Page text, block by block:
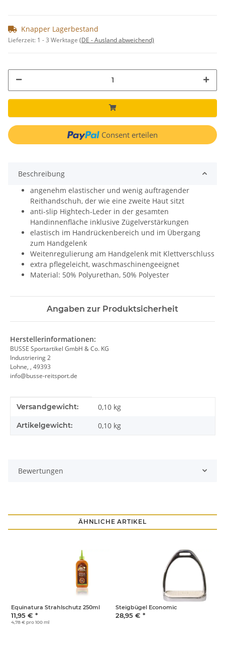
Knapper Lagerbestand
Lieferzeit: 1 - 3 Werktage (DE - Ausland abweichend)
Consent erteilen
Beschreibung
angenehm elastischer und wenig auftragender
Reithandschuh, der wie eine zweite Haut sitzt
anti-slip Hightech-Leder in der gesamten
Handinnenfläche inklusive Zügelverstärkungen
elastisch im Handrückenbereich und im Übergang
zum Handgelenk
Weitenregulierung am Handgelenk mit Klettverschluss
extra pflegeleicht, waschmaschinengeeignet
Material: 50% Polyurethan, 50% Polyester
Angaben zur Produktsicherheit
Herstellerinformationen:
BUSSE Sportartikel GmbH & Co. KG
Industriering 2
Lohne, , 49393
info@busse-reitsport.de
Produkteigenschaft
Wert
Versandgewicht: 0,10 kg
Artikelgewicht: 0,10 kg
Bewertungen
ÄHNLICHE ARTIKEL
Equinatura Strahlschutz 250ml
11,95 € *
4,78 € pro 100 ml
Steigbügel Economic
28,95 € *